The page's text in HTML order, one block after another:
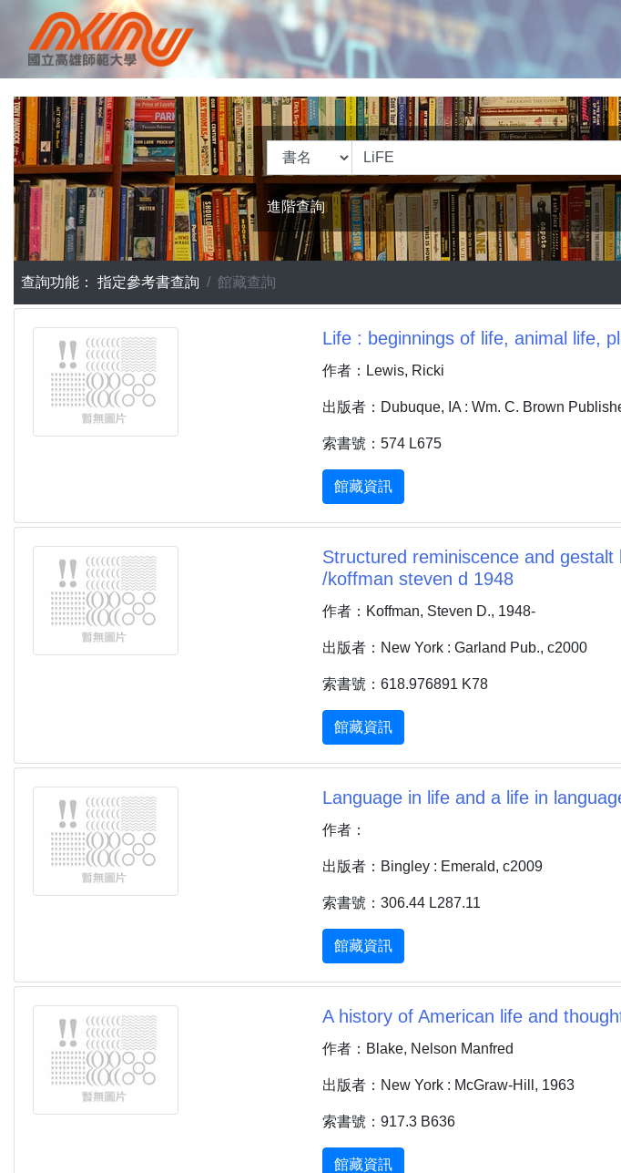
進階查詢
查詢功能： 指定參考書查詢 館藏查詢
Life : beginnings of life, animal life,
作者：Lewis, Ricki
出版者：Dubuque, IA : Wm. C. Brown
索書號：574 L675
館藏資訊
Structured reminiscence and
/koffman steven d 1948
作者：Koffman, Steven D., 1948-
出版者：New York : Garland Pub., c2000
索書號：618.976891 K78
館藏資訊
Language in life and a life in
作者：
出版者：Bingley : Emerald, c2009
索書號：306.44 L287.11
館藏資訊
A history of American life and
作者：Blake, Nelson Manfred
出版者：New York : McGraw-Hill, 1963
索書號：917.3 B636
館藏資訊